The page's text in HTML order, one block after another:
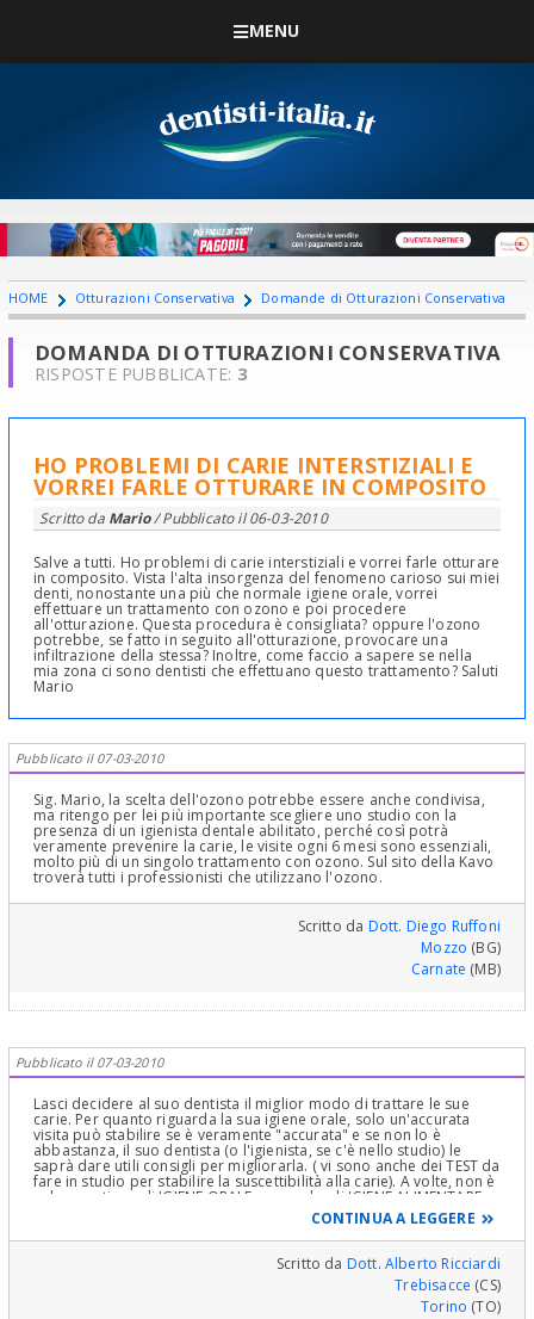
MENU
HOME Otturazioni Conservativa Domande di Otturazioni Conservativa
DOMANDA DI OTTURAZIONI CONSERVATIVA
RISPOSTE PUBBLICATE: 3
HO PROBLEMI DI CARIE INTERSTIZIALI E
VORREI FARLE OTTURARE IN COMPOSITO
Scritto da Mario/ Pubblicato il06-03-2010
Salve a tutti. Ho problemi di carie interstiziali e vorrei farle otturare
in composito. Vista l'alta insorgenza del fenomeno carioso sui miei
denti, nonostante una più che normale igiene orale, vorrei
effettuare un trattamento con ozono e poi procedere
all'otturazione. Questa procedura è consigliata? oppure l'ozono
potrebbe, se fatto in seguito all'otturazione, provocare una
infiltrazione della stessa? Inoltre, come faccio a sapere se nella
mia zona ci sono dentisti che effettuano questo trattamento? Saluti
Mario
Pubblicato il 07-03-2010
Sig. Mario, la scelta dell'ozono potrebbe essere anche condivisa,
ma ritengo per lei più importante scegliere uno studio con la
presenza di un igienista dentale abilitato, perché così potrà
veramente prevenire la carie, le visite ogni 6 mesi sono essenziali,
molto più di un singolo trattamento con ozono. Sul sito della Kavo
troverà tutti i professionisti che utilizzano l'ozono.
Scritto da Dott. Diego Ruffoni
Mozzo (BG)
Carnate (MB)
Pubblicato il 07-03-2010
Lasci decidere al suo dentista il miglior modo di trattare le sue
carie. Per quanto riguarda la sua igiene orale, solo un'accurata
visita può stabilire se è veramente "accurata" e se non lo è
abbastanza, il suo dentista (o l'igienista, se c'è nello studio) le
saprà dare utili consigli per migliorarla. ( vi sono anche dei TEST da
fare in studio per stabilire la suscettibilità alla carie). A volte, non è
solo questione di IGIENE ORALE, ma anche di IGIENE ALIMENTARE.
CONTINUA A LEGGERE
Scritto da Dott. Alberto Ricciardi
Trebisacce (CS)
Torino (TO)